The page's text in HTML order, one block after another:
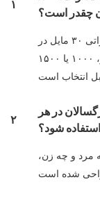
۱
حداکثر سرعت این اسکوتر برقی ۸۰۰ واتی ۳۰ مایل در
ساعت است. در صورت نیاز به سرعت بیشتر، ۱۰۰۰ یا ۱۵۰۰
۲
در هر
شود؟
مرد و چه زن،